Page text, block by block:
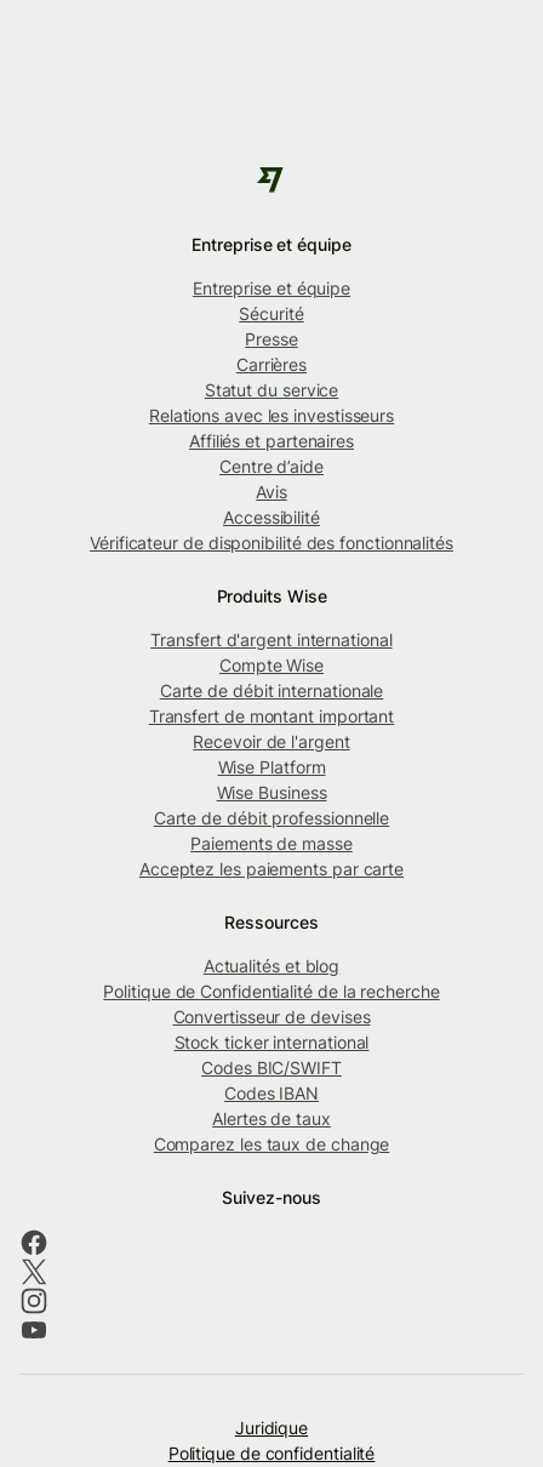
Entreprise et équipe
Entreprise et équipe
Sécurité
Presse
Carrières
Statut du service
Relations avec les investisseurs
Affiliés et partenaires
Centre d’aide
Avis
Accessibilité
Vérificateur de disponibilité des fonctionnalités
Produits Wise
Transfert d'argent international
Compte Wise
Carte de débit internationale
Transfert de montant important
Recevoir de l'argent
Wise Platform
Wise Business
Carte de débit professionnelle
Paiements de masse
Acceptez les paiements par carte
Ressources
Actualités et blog
Politique de Confidentialité de la recherche
Convertisseur de devises
Stock ticker international
Codes BIC/SWIFT
Codes IBAN
Alertes de taux
Comparez les taux de change
Suivez-nous
Juridique
Politique de confidentialité